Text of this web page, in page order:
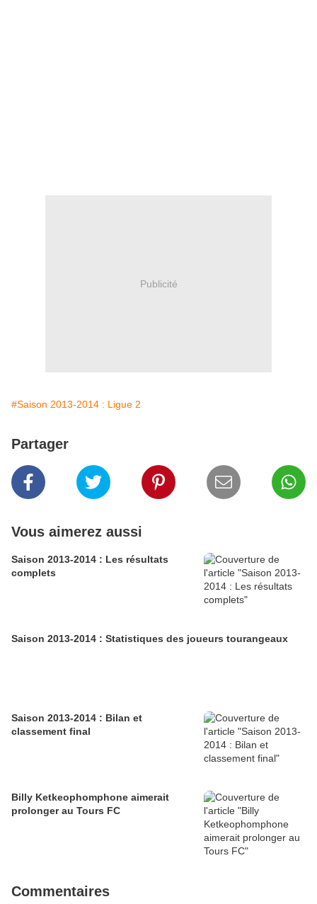
Publicité
#Saison 2013-2014 : Ligue 2
Partager
Vous aimerez aussi
Saison 2013-2014 : Les résultats
complets
Saison 2013-2014 : Statistiques des joueurs tourangeaux
Saison 2013-2014 : Bilan et
classement final
Billy Ketkeophomphone aimerait
prolonger au Tours FC
Commentaires